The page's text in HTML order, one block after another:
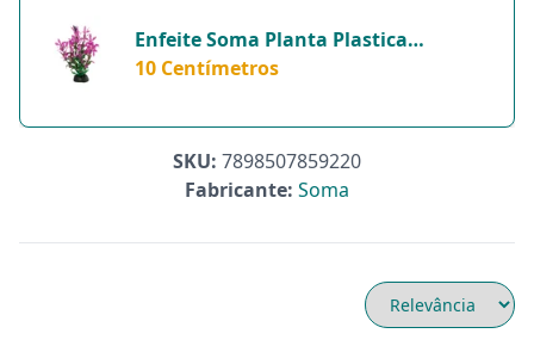
Enfeite Soma Planta Plastica
Economy Mod433 Para Aquarios - 10
10 Centímetros
SKU: 7898507859220
Fabricante: Soma